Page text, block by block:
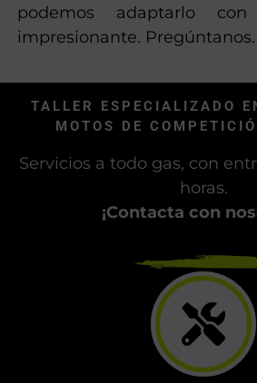
podemos adaptarlo
impresionante. Pregúntanos.
TALLER ESPECIALIZADO
MOTOS DE
Servicios a todo gas, con
horas.
¡Contacta con